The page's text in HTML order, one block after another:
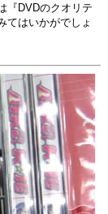
『DVDのクオリテ
てはいかがでしょ